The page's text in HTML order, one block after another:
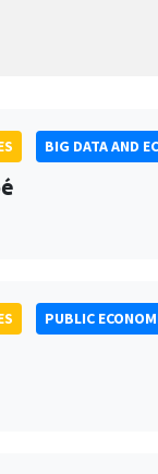
BIG DATA AND
PUBLIC